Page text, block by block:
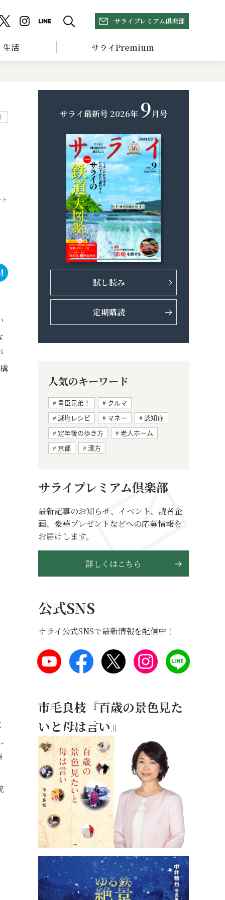
サライプレミアム倶楽部
生活 サライPremium
サライ最新号 2026年 9月号
試し読み
定期購読
人気のキーワード
豊臣兄弟！
クルマ
減塩レシピ
マネー
認知症
定年後の歩き方
老人ホーム
京都
漢方
サライプレミアム倶楽部
最新記事のお知らせ、イベント、読者企
画、豪華プレゼントなどへの応募情報を
お届けします。
詳しくはこちら
公式SNS
サライ公式SNSで最新情報を配信中！
市毛良枝『百歳の景色見た
いと母は言い』